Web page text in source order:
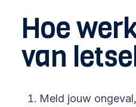
Hoe
van
Meld jouw